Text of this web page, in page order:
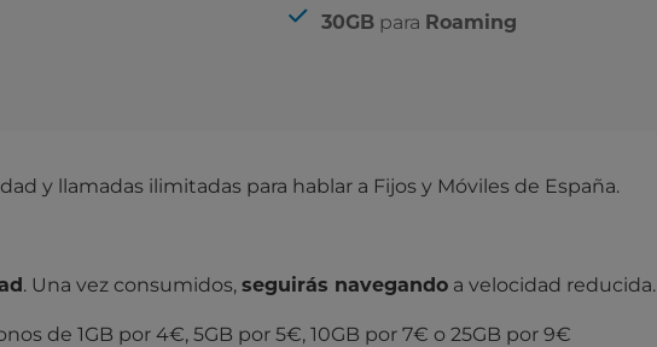
Incluye
30GB para Roaming
y llamadas ilimitadas para hablar a Fijos y Móviles de España.
. Una vez consumidos,seguirás navegando a velocidad reducida.
de 1GB por 4€, 5GB por 5€, 10GB por 7€ o 25GB por 9€